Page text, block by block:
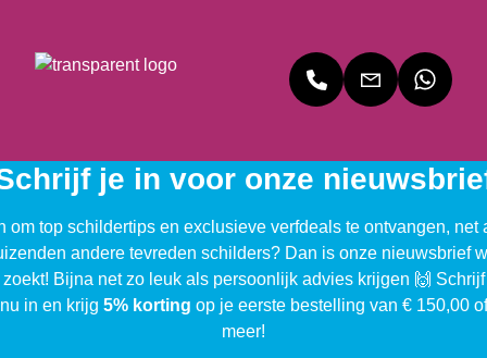
je in voor onze
om top schildertips en exclusieve verfdeals te ontvangen, net
andere tevreden schilders? Dan is onze nieuwsbrief
Bijna net zo leuk als persoonlijk advies krijgen 🙌
nu in en krijg 5% korting op je eerste bestelling van € 150,00 of
meer!